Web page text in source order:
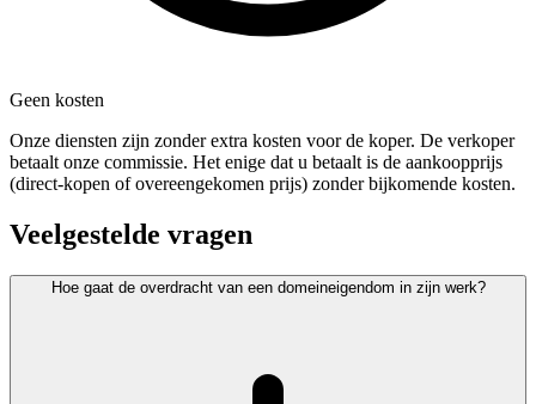
Geen kosten
Onze diensten zijn zonder extra kosten voor de koper. De verkoper
betaalt onze commissie. Het enige dat u betaalt is de aankoopprijs
(direct-kopen of overeengekomen prijs) zonder bijkomende kosten.
Veelgestelde vragen
Hoe gaat de overdracht van een domeineigendom in zijn werk?